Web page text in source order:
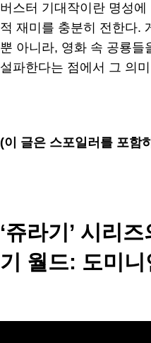
버스터 기대작이란 명성
적 재미를 충분히 전한다.
뿐 아니라, 영화 속 공룡들
설파한다는 점에서 그 의
(이 글은 스포일러를 포함
‘쥬라기’ 시리
기 월드: 도미니